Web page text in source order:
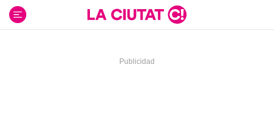
contenido